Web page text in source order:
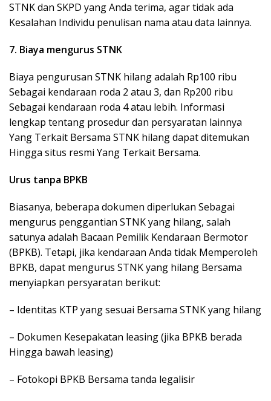
STNK dan SKPD yang Anda terima, agar tidak ada
Kesalahan Individu penulisan nama atau data lainnya.
7. Biaya mengurus STNK
Biaya pengurusan STNK hilang adalah Rp100 ribu
Sebagai kendaraan roda 2 atau 3, dan Rp200 ribu
Sebagai kendaraan roda 4 atau lebih. Informasi
lengkap tentang prosedur dan persyaratan lainnya
Yang Terkait Bersama STNK hilang dapat ditemukan
Hingga situs resmi Yang Terkait Bersama.
Urus tanpa BPKB
Biasanya, beberapa dokumen diperlukan Sebagai
mengurus penggantian STNK yang hilang, salah
satunya adalah Bacaan Pemilik Kendaraan Bermotor
(BPKB). Tetapi, jika kendaraan Anda tidak Memperoleh
BPKB, dapat mengurus STNK yang hilang Bersama
menyiapkan persyaratan berikut:
– Identitas KTP yang sesuai Bersama STNK yang hilang
– Dokumen Kesepakatan leasing (jika BPKB berada
Hingga bawah leasing)
– Fotokopi BPKB Bersama tanda legalisir